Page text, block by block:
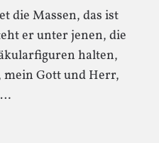
die Massen, das ist
er unter jenen, die
halten,
Gott und Herr,
…